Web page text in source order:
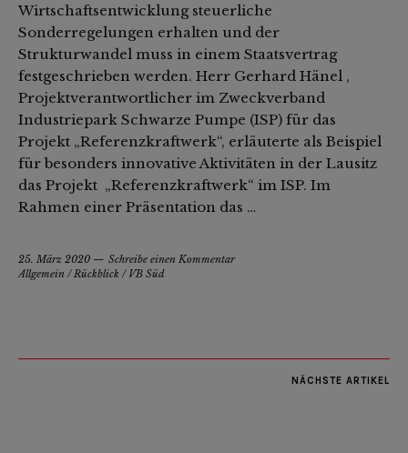
Wirtschaftsentwicklung steuerliche
Sonderregelungen erhalten und der
Strukturwandel muss in einem Staatsvertrag
festgeschrieben werden. Herr Gerhard Hänel ,
Projektverantwortlicher im Zweckverband
Industriepark Schwarze Pumpe (ISP) für das
Projekt „Referenzkraftwerk“, erläuterte als Beispiel
für besonders innovative Aktivitäten in der Lausitz
das Projekt „Referenzkraftwerk“ im ISP. Im
Rahmen einer Präsentation das …
25. März 2020
Schreibe einen Kommentar
Allgemein / Rückblick / VB Süd
NÄCHSTE ARTIKEL